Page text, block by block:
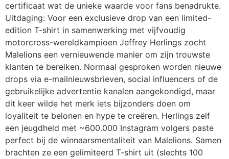
certificaat wat de unieke waarde voor fans benadrukte.
Uitdaging: Voor een exclusieve drop van een limited-
edition T-shirt in samenwerking met vijfvoudig
motorcross-wereldkampioen Jeffrey Herlings zocht
Malelions een vernieuwende manier om zijn trouwste
klanten te bereiken. Normaal gesproken worden nieuwe
drops via e-mailnieuwsbrieven, social influencers of de
gebruikelijke advertentie kanalen aangekondigd, maar
dit keer wilde het merk iets bijzonders doen om
loyaliteit te belonen en hype te creëren. Herlings zelf
een jeugdheld met ~600.000 Instagram volgers paste
perfect bij de winnaarsmentaliteit van Malelions. Samen
brachten ze een gelimiteerd T-shirt uit (slechts 100